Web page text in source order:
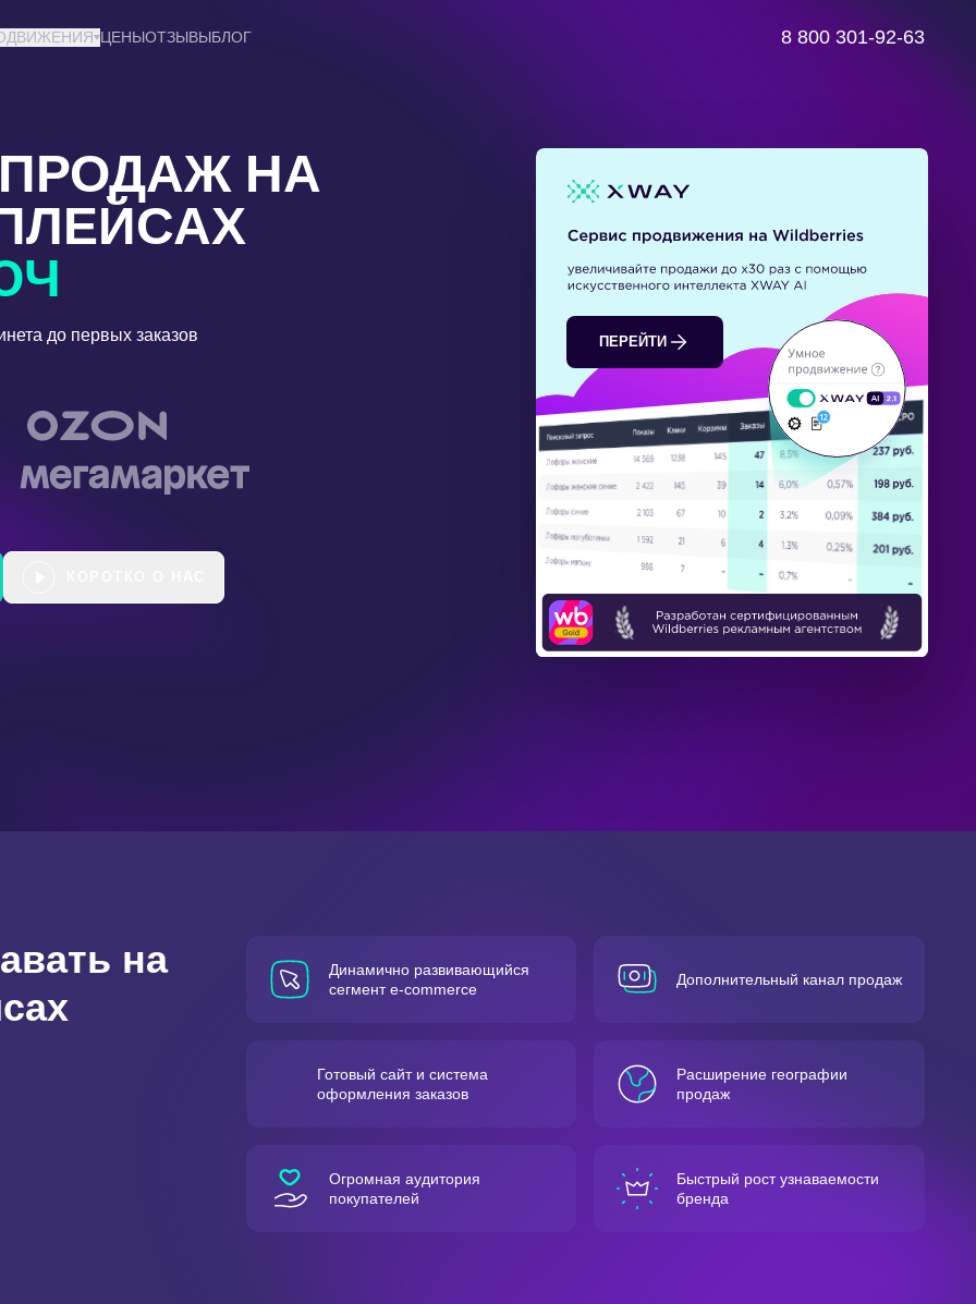
ЦЕНЫОТЗЫВЫБЛОГ 8 800 301-92-63
НА
до первых заказов ПЕРЕЙТИ
на
Динамично развивающийся
сегмент e-commerce
Дополнительный канал продаж
Готовый сайт и система
оформления заказов
Расширение географии
продаж
Огромная аудитория
покупателей
Быстрый рост узнаваемости
бренда